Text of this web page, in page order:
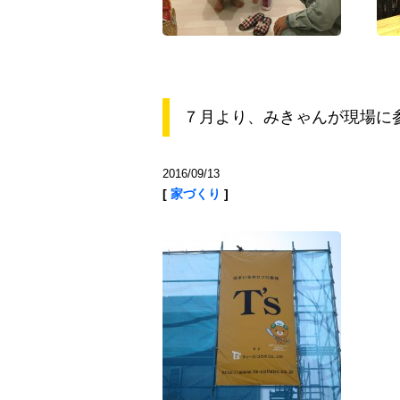
７月より、みきゃんが現場に
2016/09/13
[ 家づくり ]